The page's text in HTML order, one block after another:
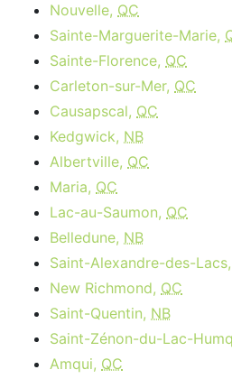
Nouvelle, QC
Sainte-Marguerite-Marie,
Sainte-Florence, QC
Carleton-sur-Mer, QC
Causapscal, QC
Kedgwick, NB
Albertville, QC
Maria, QC
Lac-au-Saumon, QC
Belledune, NB
Saint-Alexandre-des-Lacs,
New Richmond, QC
Saint-Quentin, NB
Saint-Zénon-du-Lac-
Amqui, QC